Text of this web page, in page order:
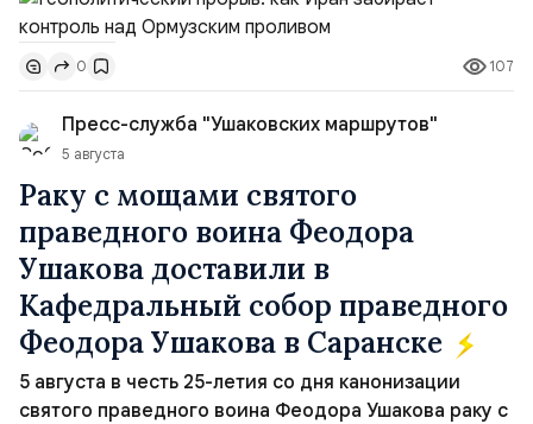
тезисы и последствия этого соглашения:. 1. Новые
доли контроля (75 на 25). Было: Ранее Иран и Оман
контролировали пролив на паритетных началах —
50/50. Стало: Новое соглашение закрепляет за
Ираном...
0 107
Пресс-служба "Ушаковских маршрутов"
5 августа
Раку с мощами святого
праведного воина Феодора
Ушакова доставили в
Кафедральный собор праведного
Феодора Ушакова в Саранске
5 августа в честь 25-летия со дня канонизации
святого праведного воина Феодора Ушакова раку с